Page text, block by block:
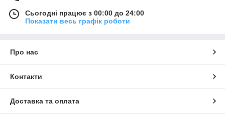
Сьогодні працює з 00:00 до 24:00
Показати весь графік роботи
Про нас
Контакти
Доставка та оплата